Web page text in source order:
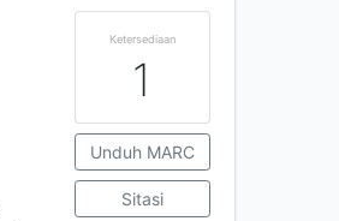
Ketersediaan
1
Unduh MARC
Sitasi